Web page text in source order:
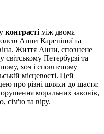
контрастіміж двома
Анни Кареніної та
Життя Анни, сповнене
світському Петербурзі та
хоч і сповненому
місцевості. Цей
про різні шляхи до щастя:
моральних законів,
сім'ю та віру.